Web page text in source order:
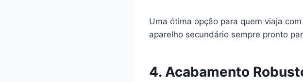
Uma ótima opção para quem viaja
aparelho secundário sempre pronto
4. Acabamento